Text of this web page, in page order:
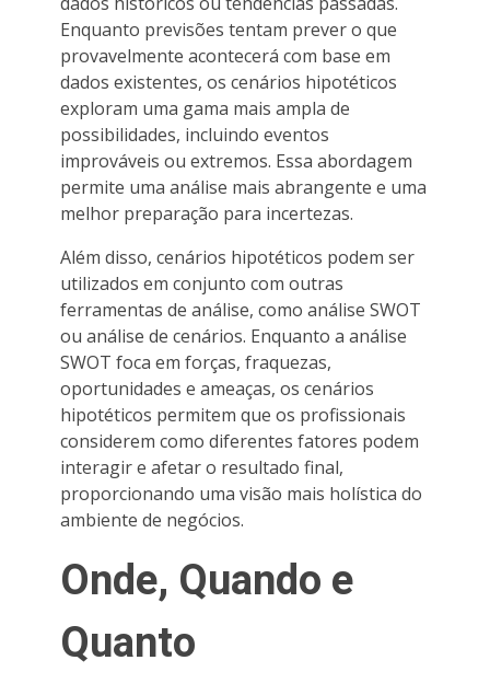
Enquanto previsões tentam prever o que
provavelmente acontecerá com base em
dados existentes, os cenários hipotéticos
exploram uma gama mais ampla de
possibilidades, incluindo eventos
improváveis ou extremos. Essa abordagem
permite uma análise mais abrangente e uma
melhor preparação para incertezas.
Além disso, cenários hipotéticos podem ser
utilizados em conjunto com outras
ferramentas de análise, como análise SWOT
ou análise de cenários. Enquanto a análise
SWOT foca em forças, fraquezas,
oportunidades e ameaças, os cenários
hipotéticos permitem que os profissionais
considerem como diferentes fatores podem
interagir e afetar o resultado final,
proporcionando uma visão mais holística do
ambiente de negócios.
Onde, Quando e
Quanto